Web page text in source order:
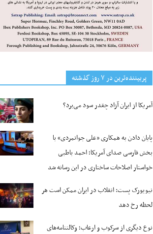
پربیننده‌ترین‌ در ۷ روز گذشته
آمریکا از ایران آزاد چقدر سود می‌برد؟
پایان دادن به همکاری «علی جوانمردی» با
بخش فارسی صدای آمریکا؛ احمد باطبی
خواستار اصلاحات ساختاری در این رسانه شد
نیویورک پست: انقلاب در ایران ممکن است هر
لحظه رخ دهد
نوع دیگری از سرکوب و ارعاب؛ وکالتنامه‌های